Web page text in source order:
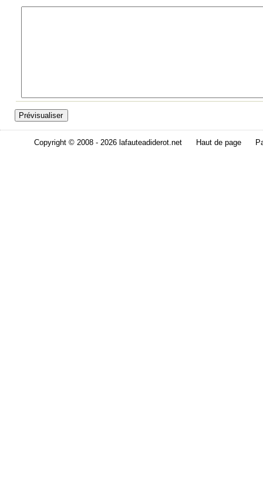
Copyright © 2008 - 2026 lafauteadiderot.net Haut de page